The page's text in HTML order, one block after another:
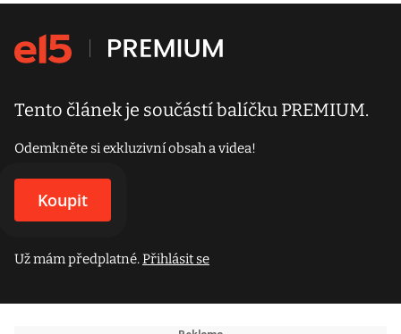
Tento článek je součástí balíčku PREMIUM.
Odemkněte si exkluzivní obsah a videa!
Koupit
Už mám předplatné.Přihlásit se